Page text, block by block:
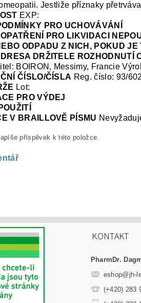
Jestliže příznaky
EXP:
PRO UCHOVÁVÁNÍ
PRO LIKVIDACI
ODPADU Z NICH, POKUD JE
DRŽITELE ROZHODNUTÍ
BOIRON, Messimy, Francie
ČÍSLO/ČÍSLA Reg. číslo: 93/
Lot:
PRO VÝDEJ
V BRAILLOVĚ PÍSMU
příspěvek k této položce.
KONTAKT
PharmDr.
eshop@ jh-
(+420) 283